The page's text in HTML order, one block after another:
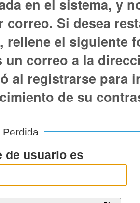
en el sistema, y
correo. Si desea
rellene el siguiente
un correo a la
al registrarse para
de su
Perdida
de usuario es